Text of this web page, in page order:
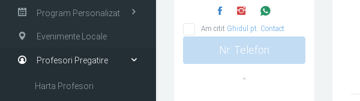
Program Personalizat
Evenimente Locale
Profesori Pregatire
Harta Profesori
Am citit Ghidul pt. Contact
Nr. Telefon
""